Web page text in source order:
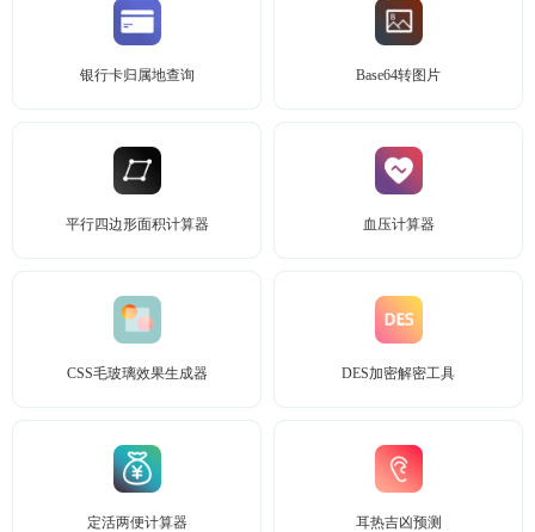
银行卡归属地查询 Base64转图片
平行四边形面积计算器 血压计算器
CSS毛玻璃效果生成器 DES加密解密工具
定活两便计算器 耳热吉凶预测